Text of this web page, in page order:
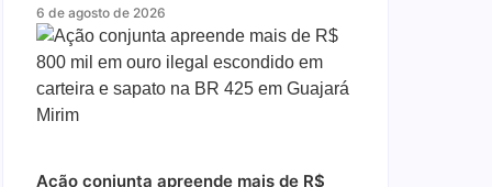
6 de agosto de 2026
Ação conjunta apreende mais de R$